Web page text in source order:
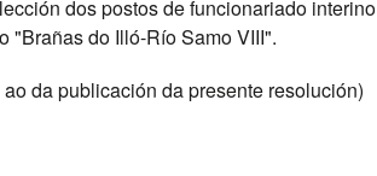
dos postos de funcionariado interino
"Brañas do Illó-Río Samo VIII".
da publicación da presente resolución)